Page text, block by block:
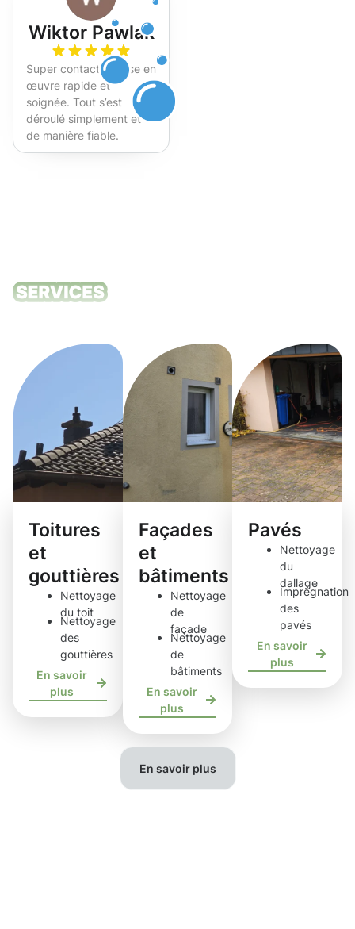
Wiktor Pawlak
Super contact et mise en
œuvre rapide et
soignée. Tout s’est
déroulé simplement et
de manière fiable.
Fortement recommandé !
Toitures
et
gouttières
Nettoyage
du toit
Nettoyage
des
gouttières
En savoir
plus
Façades
et
bâtiments
Nettoyage
de
façade
Nettoyage
de
bâtiments
En savoir
plus
Pavés
Nettoyage
du
dallage
Imprégnation
des
pavés
En savoir
plus
En savoir plus